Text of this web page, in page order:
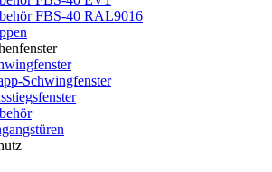
FBS-40 RAL9016
Schwingfenster